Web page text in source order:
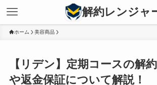
解約レンジャ
ホーム 美容商品
【リデン】定期コースの解
や返金保証について解説！